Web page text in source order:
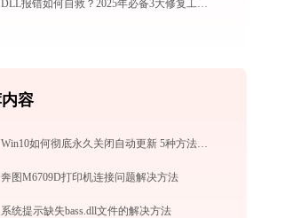
DLL报错如何自救？2025年必备3大修复工具揭秘
容
Win10如何彻底永久关闭自动更新 5种方法教你永久关闭win10自动更新
奔图M6709D打印机连接问题解决方法
系统提示缺失bass.dll文件的解决方法